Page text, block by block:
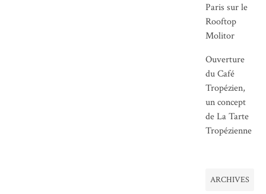
Paris sur le
Rooftop
Molitor
Ouverture
du Café
Tropézien,
un concept
de La Tarte
Tropézienne
ARCHIVES